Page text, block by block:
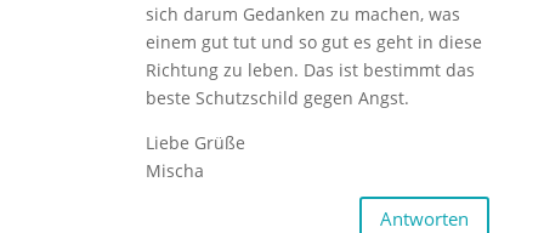
sich darum Gedanken zu machen, was
einem gut tut und so gut es geht in diese
Richtung zu leben. Das ist bestimmt das
beste Schutzschild gegen Angst.
Liebe Grüße
Mischa
Antworten